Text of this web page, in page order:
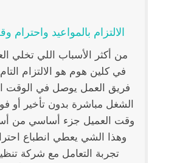
الالتزام بالمواعيد واحترام
من أكثر الأسباب اللي تخلي
في كلين هوم هو الالتزام
فريق العمل يوصل في الوقت
الشغل مباشرة بدون تأخير أو
وقت العميل جزء أساسي من
وهذا الشي يعطي انطباع
تجربة التعامل مع شركة